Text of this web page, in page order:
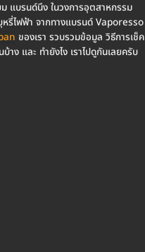
แบรนด์นึง ในวงการอุตสาหกรรม
รี่ไฟฟ้า จากทางแบรนด์ Vaporesso
ของเรา รวบรวมข้อมูล วิธีการเช็ค
ง และ ทำยังไง เราไปดูกันเลยครับ